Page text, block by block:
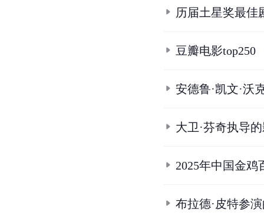
历届土星奖最佳
豆瓣电影top250
安德鲁·凯文·沃
大卫·芬奇执导
2025年中国金
布拉德·皮特参